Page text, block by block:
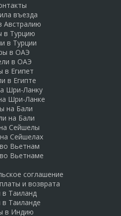
въезда
Австралию
в Турцию
в Турции
в ОАЭ
в ОАЭ
в Египет
в Египте
Шри-Ланку
Шри-Ланке
на Бали
на Бали
Сейшелы
Сейшелах
Вьетнам
Вьетнаме
соглашение
и возврата
в Таиланд
Таиланде
в Индию